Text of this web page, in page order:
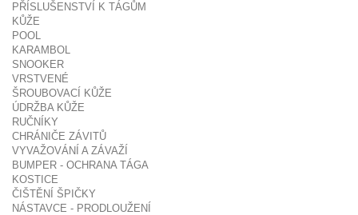
PŘÍSLUŠENSTVÍ K TÁGŮM
KŮŽE
POOL
KARAMBOL
SNOOKER
VRSTVENÉ
ŠROUBOVACÍ KŮŽE
ÚDRŽBA KŮŽE
RUČNÍKY
CHRÁNIČE ZÁVITŮ
VYVAŽOVÁNÍ A ZÁVAŽÍ
BUMPER - OCHRANA TÁGA
KOSTICE
ČIŠTĚNÍ ŠPIČKY
NÁSTAVCE - PRODLOUŽENÍ